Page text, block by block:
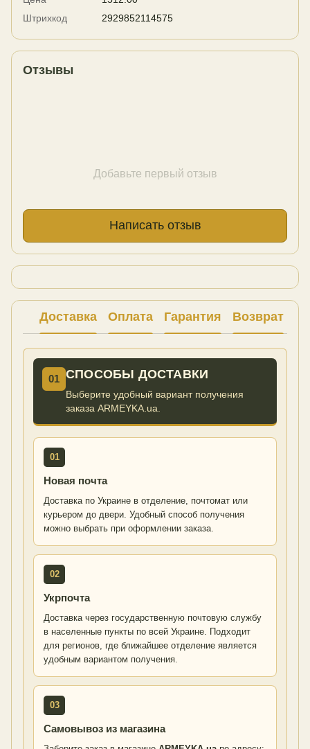
Штрихкод
2929852114575
Отзывы
Добавьте первый отзыв
Написать отзыв
Доставка Оплата Гарантия Возврат
01 СПОСОБЫ ДОСТАВКИ
Выберите удобный вариант получения
заказа ARMEYKA.ua.
01
Новая почта
Доставка по Украине в отделение, почтомат или
курьером до двери. Удобный способ получения
можно выбрать при оформлении заказа.
02
Укрпочта
Доставка через государственную почтовую службу
в населенные пункты по всей Украине. Подходит
для регионов, где ближайшее отделение является
удобным вариантом получения.
03
Самовывоз из магазина